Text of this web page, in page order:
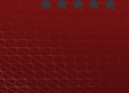
Ainda sem avaliações